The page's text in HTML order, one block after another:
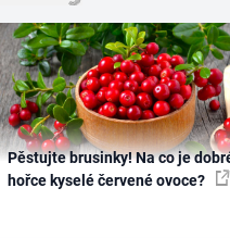
Pěstujte brusinky! Na co je
hořce kyselé červené ovoce?